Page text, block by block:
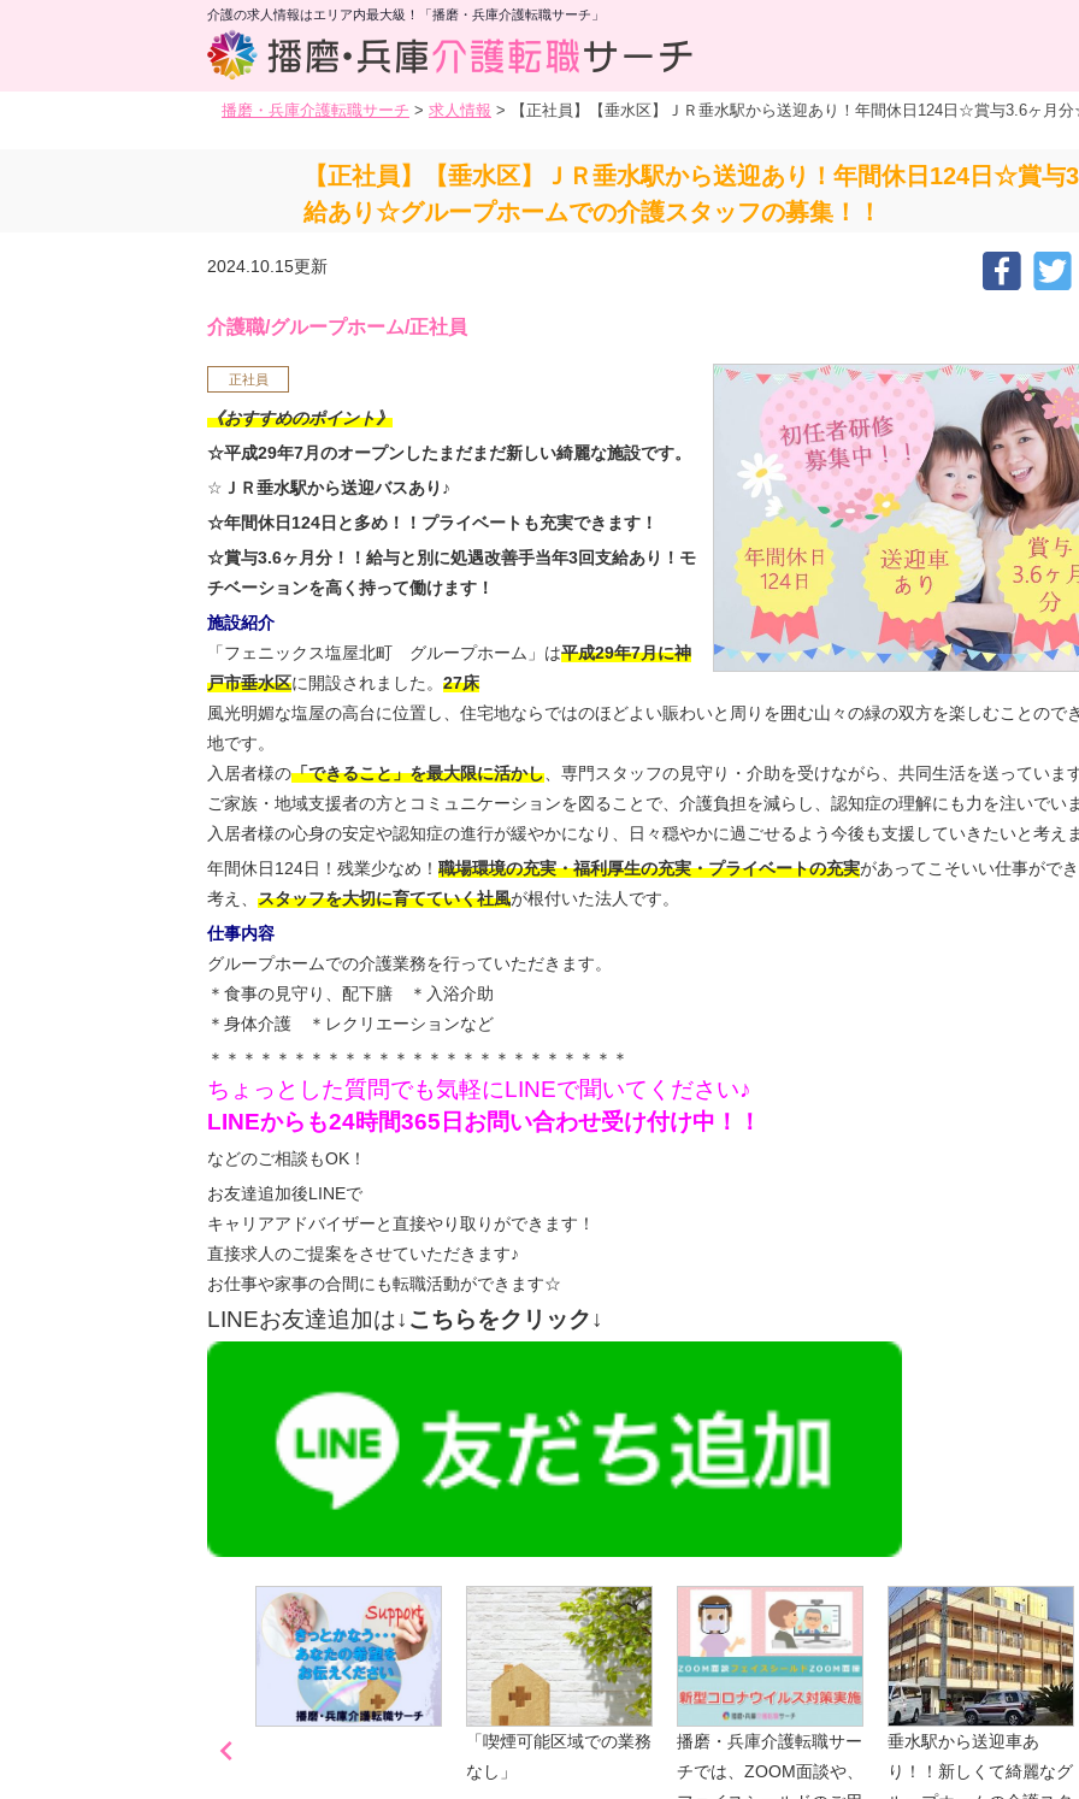
介護の求人情報はエリア内最大級！「播磨・兵庫介護転職サーチ」
播磨・兵庫介護転職サーチ > 求人情報 > 【正社員】【垂水区】ＪＲ垂水駅から送迎あり！年間休日124日☆賞与3.6ヶ
【正社員】【垂水区】ＪＲ垂水駅から送迎あり！年間休日124日☆賞
給あり☆グループホームでの介護スタッフの募集！！
2024.10.15更新
介護職/グループホーム/正社員
正社員
《おすすめのポイント》
☆平成29年7月のオープンしたまだまだ新しい綺麗な施設です。
☆ ＪＲ垂水駅から送迎バスあり♪
☆年間休日124日と多め！！プライベートも充実できます！
☆賞与3.6ヶ月分！！給与と別に処遇改善手当年3回支給あり！モ
チベーションを高く持って働けます！
施設紹介
「フェニックス塩屋北町 グループホーム」は平成29年7月に神
戸市垂水区に開設されました。 27床
風光明媚な塩屋の高台に位置し、住宅地ならではのほどよい賑わいと周りを囲む山々の緑の双方を楽しむことので
地です。
入居者様の「できること」を最大限に活かし 、専門スタッフの見守り・介助を受けながら、共同生活を送っていま
ご家族・地域支援者の方とコミュニケーションを図ることで、介護負担を減らし、認知症の理解にも力を注いでい
入居者様の心身の安定や認知症の進行が緩やかになり、日々穏やかに過ごせるよう今後も支援していきたいと考え
年間休日124日！残業少なめ！ 職場環境の充実・福利厚生の充実・プライベートの充実があってこそいい仕事がで
考え、 スタッフを大切に育てていく社風が根付いた法人です。
仕事内容
グループホームでの介護業務を行っていただきます。
＊食事の見守り、配下膳 ＊入浴介助
＊身体介護 ＊レクリエーションなど
＊＊＊＊＊＊＊＊＊＊＊＊＊＊＊＊＊＊＊＊＊＊＊＊＊
ちょっとした質問でも気軽にLINEで聞いてください♪
LINEからも24時間365日お問い合わせ受け付け中！！
などのご相談もOK！
お友達追加後LINEで
キャリアアドバイザーと直接やり取りができます！
直接求人のご提案をさせていただきます♪
お仕事や家事の合間にも転職活動ができます☆
LINEお友達追加は↓こちらをクリック↓
「喫煙可能区域での業務
なし」
播磨・兵庫介護転職サー
チでは、ZOOM面談や、
垂水駅から送迎車あ
り！！新しくて綺麗なグ
